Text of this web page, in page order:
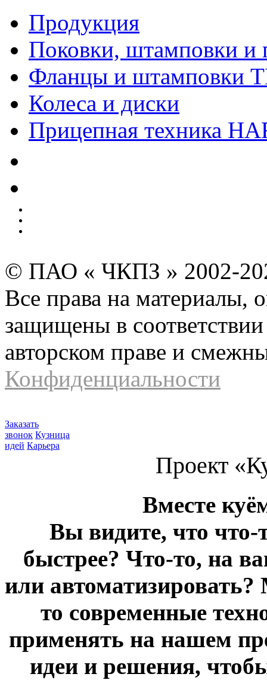
Продукция
Поковки, штамповки и
Фланцы и штамповки
Колеса и диски
Прицепная техника
© ПАО « ЧКПЗ » 2002-
Все права на материалы,
защищены в соответствии
авторском праве и
Конфиденциальности
Заказать
звонок Кузница
идей Карьера
Проект
Вместе
Вы видите, что
быстрее? Что-то, на
или
то современные
применять на нашем
идеи и решения,